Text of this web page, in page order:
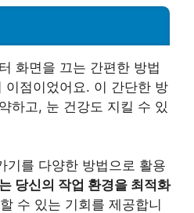
화면을 끄는 간편한 방법
이점이었어요. 이 간단한 방
하고, 눈 건강도 지킬 수 있
기를 다양한 방법으로 활용
당신의 작업 환경을 최적화
수 있는 기회를 제공합니